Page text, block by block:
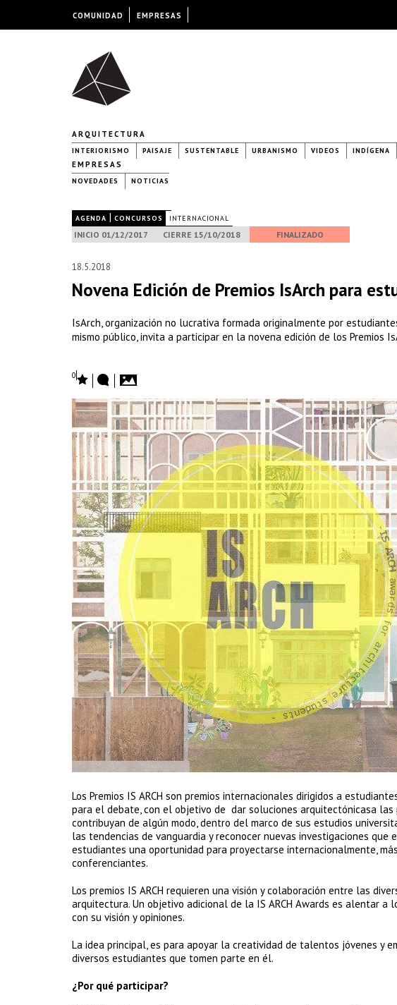
ARQUITECTURA
INTERIORISMO PAISAJE SUSTENTABLE URBANISMO VIDEOS INDÍGENA
EMPRESAS
NOVEDADES NOTICIAS
AGENDA | CONCURSOS INTERNACIONAL
INICIO 01/12/2017 CIERRE 15/10/2018 FINALIZADO
18.5.2018
Novena Edición de Premios IsArch para
IsArch, organización no lucrativa formada originalmente por
mismo público, invita a participar en la novena edición de los Premios
0
Los Premios IS ARCH son premios internacionales dirigidos a
para el debate, con el objetivo de dar soluciones arquitectónicasa
contribuyan de algún modo, dentro del marco de sus estudios
las tendencias de vanguardia y reconocer nuevas investigaciones que
estudiantes una oportunidad para proyectarse internacionalmente,
conferenciantes.
Los premios IS ARCH requieren una visión y colaboración entre las
arquitectura. Un objetivo adicional de la IS ARCH Awards es alentar
con su visión y opiniones.
La idea principal, es para apoyar la creatividad de talentos jóvenes y
diversos estudiantes que tomen parte en él.
¿Por qué participar?
COMUNIDAD EMPRESAS